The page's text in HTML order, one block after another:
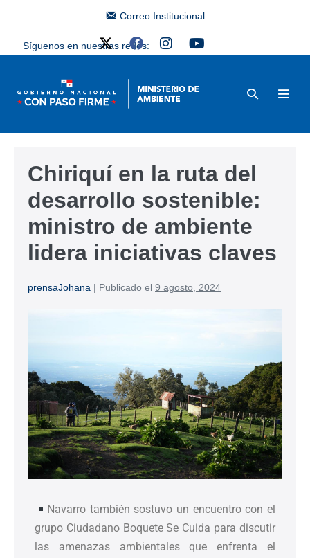
Correo Institucional
Síguenos en nuestras redes:
Chiriquí en la ruta del
desarrollo sostenible:
ministro de ambiente
lidera iniciativas claves
prensaJohana | Publicado el 9 agosto, 2024
Navarro también sostuvo un encuentro con el
grupo Ciudadano Boquete Se Cuida para discutir
las amenazas ambientales que enfrenta el